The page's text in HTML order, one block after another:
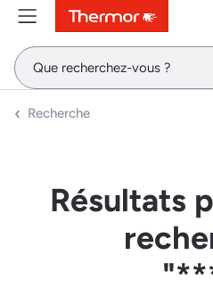
ContenuMenuRecherche
Recherche
Résultats